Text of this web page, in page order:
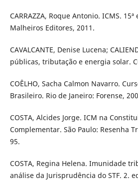
CARRAZZA, Roque Antonio. ICMS. 15ª
Malheiros Editores, 2011.
CAVALCANTE, Denise Lucena;
públicas, tributação e energia solar.
COÊLHO, Sacha Calmon Navarro.
Brasileiro. Rio de Janeiro: Forense,
COSTA, Alcides Jorge. ICM na
Complementar. São Paulo: Resenha
95.
COSTA, Regina Helena. Imunidade
análise da Jurisprudência do STF. 2.